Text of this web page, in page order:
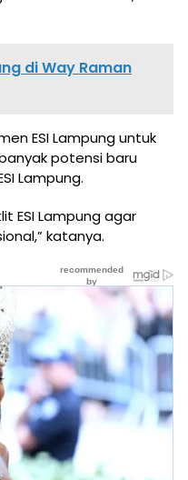
di Way Raman
ESI Lampung untuk
potensi baru
Lampung.
ESI Lampung agar
katanya.